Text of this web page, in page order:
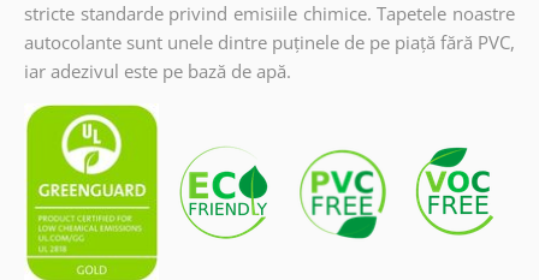
stricte standarde privind emisiile chimice. Tapetele noastre
autocolante sunt unele dintre puținele de pe piață fără PVC,
iar adezivul este pe bază de apă.